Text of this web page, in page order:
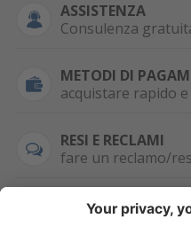
ASSISTENZA
Consulenza
METODI DI
acquistare rapido
RESI E RECLAMI
fare un reclamo/
SEMPRE
0471 506798